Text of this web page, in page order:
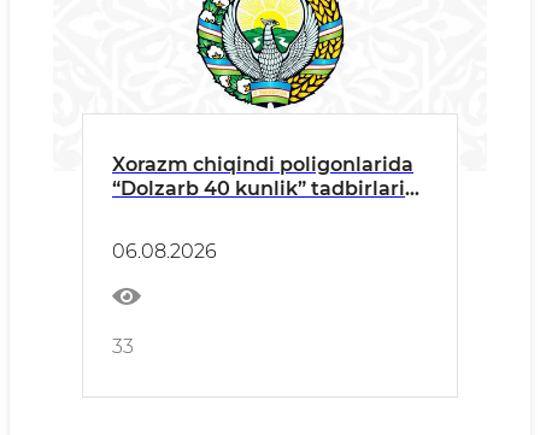
Xorazm chiqindi poligonlarida
“Dolzarb 40 kunlik” tadbirlari
06.08.2026
33